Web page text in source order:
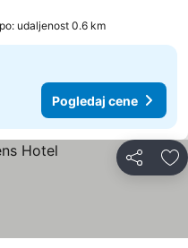
udaljenost 0.6 km
Pogledaj cene
Deli